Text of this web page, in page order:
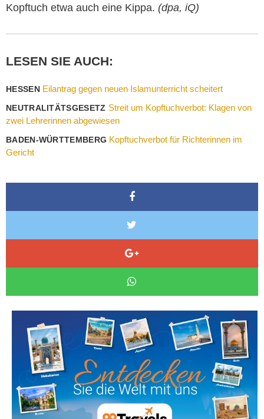
Kopftuch etwa auch eine Kippa. (dpa, iQ)
LESEN SIE AUCH:
HESSEN Eilantrag gegen neuen Islamunterricht scheitert
NEUTRALITÄTSGESETZ Streit um Kopftuchverbot: Klagen von
zwei Lehrerinnen abgewiesen
BADEN-WÜRTTEMBERG Kopftuchverbot für Richterinnen im
Gericht